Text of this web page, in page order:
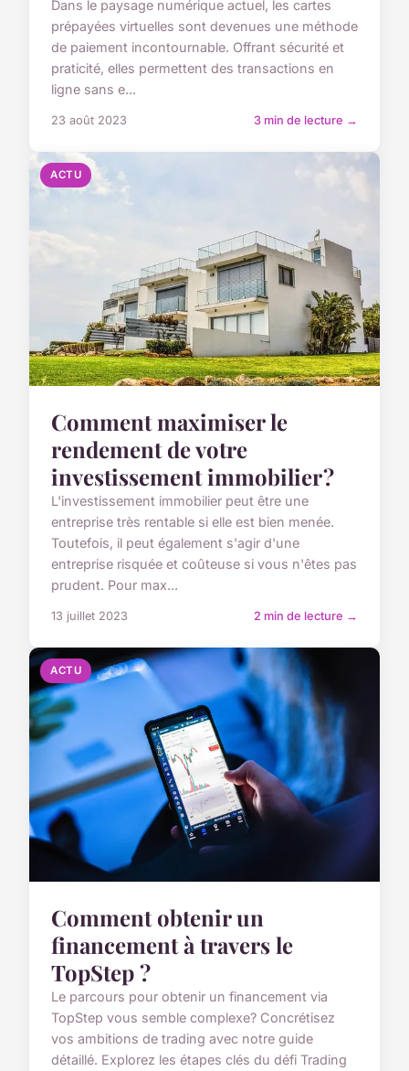
Dans le paysage numérique actuel, les cartes
prépayées virtuelles sont devenues une méthode
de paiement incontournable. Offrant sécurité et
praticité, elles permettent des transactions en
ligne sans e...
23 août 2023 3 min de lecture →
ACTU
Comment maximiser le
rendement de votre
investissement immobilier ?
L'investissement immobilier peut être une
entreprise très rentable si elle est bien menée.
Toutefois, il peut également s'agir d'une
entreprise risquée et coûteuse si vous n'êtes pas
prudent. Pour max...
13 juillet 2023 2 min de lecture →
ACTU
Comment obtenir un
financement à travers le
TopStep ?
Le parcours pour obtenir un financement via
TopStep vous semble complexe? Concrétisez
vos ambitions de trading avec notre guide
détaillé. Explorez les étapes clés du défi Trading